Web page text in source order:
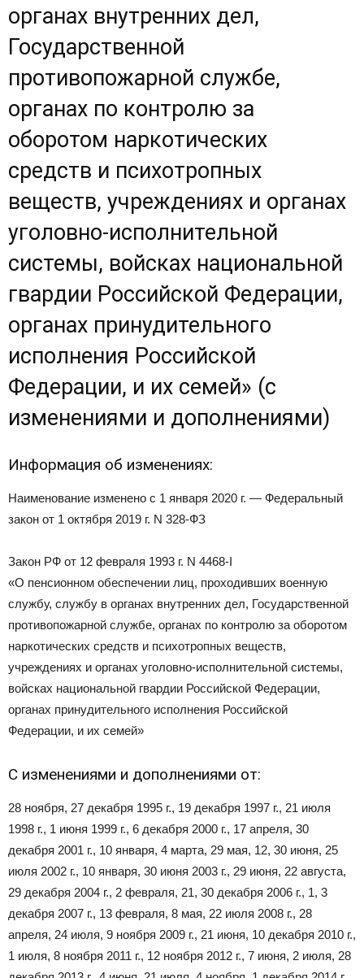
органах внутренних дел,
Государственной
противопожарной службе,
органах по контролю за
оборотом наркотических
средств и психотропных
веществ, учреждениях и органах
уголовно-исполнительной
системы, войсках национальной
гвардии Российской Федерации,
органах принудительного
исполнения Российской
Федерации, и их семей» (с
изменениями и дополнениями)
Информация об изменениях:
Наименование изменено с 1 января 2020 г. — Федеральный
закон от 1 октября 2019 г. N 328-ФЗ
Закон РФ от 12 февраля 1993 г. N 4468-I
«О пенсионном обеспечении лиц, проходивших военную
службу, службу в органах внутренних дел, Государственной
противопожарной службе, органах по контролю за оборотом
наркотических средств и психотропных веществ,
учреждениях и органах уголовно-исполнительной системы,
войсках национальной гвардии Российской Федерации,
органах принудительного исполнения Российской
Федерации, и их семей»
С изменениями и дополнениями от:
28 ноября, 27 декабря 1995 г., 19 декабря 1997 г., 21 июля
1998 г., 1 июня 1999 г., 6 декабря 2000 г., 17 апреля, 30
декабря 2001 г., 10 января, 4 марта, 29 мая, 12, 30 июня, 25
июля 2002 г., 10 января, 30 июня 2003 г., 29 июня, 22 августа,
29 декабря 2004 г., 2 февраля, 21, 30 декабря 2006 г., 1, 3
декабря 2007 г., 13 февраля, 8 мая, 22 июля 2008 г., 28
апреля, 24 июля, 9 ноября 2009 г., 21 июня, 10 декабря 2010 г.,
1 июля, 8 ноября 2011 г., 12 ноября 2012 г., 7 июня, 2 июля, 28